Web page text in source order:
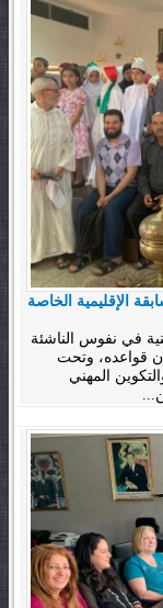
الإقليمية الخاصة
في نفوس الناشئة
قواعده، وتحت
المهني